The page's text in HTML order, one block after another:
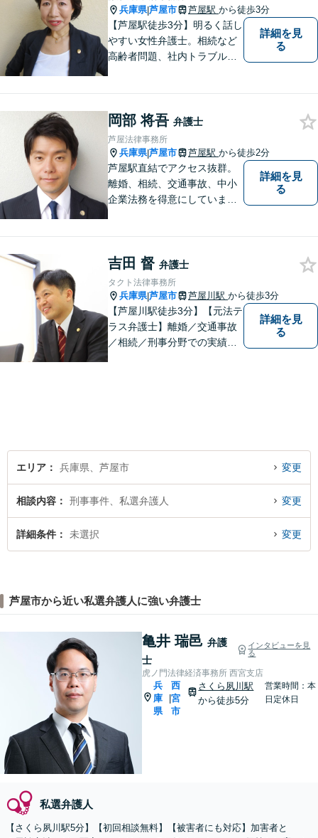
兵庫県|芦屋市 芦屋駅 から徒歩3分
【芦屋駅徒歩3分】明るく話し
やすい女性弁護士。相続など
高齢者問題、社内トラブル
る方は、お気軽にご連絡下さ
い。【宅建士・行政書士資格
保持】
詳細を見
る
岡部 将吾 弁護士
芦屋法律事務所
兵庫県|芦屋市 芦屋駅 から徒歩2分
芦屋駅直結でアクセス抜群。
離婚、相続、交通事故、中小
企業法務を得意にしていま
可♯中小企業診断士資格有り
詳細を見
る
吉田 督 弁護士
タクト法律事務所
兵庫県|芦屋市 芦屋川駅 から徒歩3分
【芦屋川駅徒歩3分】【元法テ
ラス弁護士】離婚／交通事故
／相続／刑事分野での実績多
詳細を見
る
エリア 兵庫県、芦屋市 変更
相談内容 刑事事件、私選弁護人 変更
詳細条件 未選択 変更
芦屋市から近い私選弁護人に強い弁護士
亀井 瑞邑 弁護
士
インタビューを見
る
虎ノ門法律経済事務所 西宮支店
兵
庫
県
|
西
宮
市
さくら夙川駅
から徒歩5分
営業時間：本
日定休日
私選弁護人
【さくら夙川駅5分】【初回相談無料】【被害者にも対応】加害者と